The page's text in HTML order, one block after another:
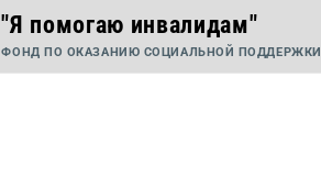
"Я помогаю инвалидам"
ФОНД ПО ОКАЗАНИЮ СОЦИАЛЬНОЙ ПОДДЕРЖКИ